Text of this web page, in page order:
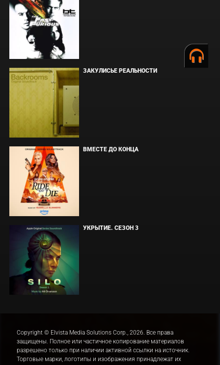
ЗАКУЛИСЬЕ РЕАЛЬНОСТИ
ВМЕСТЕ ДО КОНЦА
УКРЫТИЕ. СЕЗОН 3
Copyright © Elvista Media Solutions Corp., 2026. Все права
защищены. Полное или частичное копирование материалов
разрешено только при наличии активной ссылки на источник.
Торговые марки, логотипы и изображения принадлежат их